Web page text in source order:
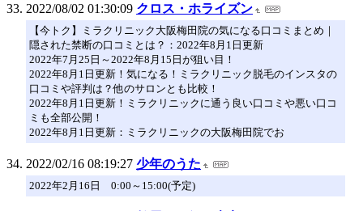
2022/08/02 01:30:09 クロス・ホライズン
【今トク】ミラクリニック大阪梅田院の気になる口コミまとめ｜
隠された禁断の口コミとは？：2022年8月1日更新
2022年7月25日～2022年8月15日が狙い目！
2022年8月1日更新！気になる！ミラクリニック脱毛のインスタの
口コミや評判は？他のサロンとも比較！
2022年8月1日更新！ミラクリニックに通う良い口コミや悪い口コ
ミも全部公開！
2022年8月1日更新：ミラクリニックの大阪梅田院でお
2022/02/16 08:19:27 少年のうた
2022年2月16日 0:00～15:00(予定)